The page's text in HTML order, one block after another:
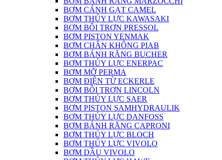
BƠM CÁNH GẠT CAMEL
BƠM THỦY LỰC KAWASAKI
BƠM BÔI TRƠN PRESSOL
BƠM PISTON YENMAK
BƠM CHÂN KHÔNG PIAB
BƠM BÁNH RĂNG BUCHER
BƠM THỦY LỰC ENERPAC
BƠM MỠ PERMA
BƠM ĐIỆN TỪ ECKERLE
BƠM BÔI TRƠN LINCOLN
BƠM THỦY LỰC SAER
BƠM PISTON SAMHYDRAULIK
BƠM THỦY LỰC DANFOSS
BƠM BÁNH RĂNG CAPRONI
BƠM THỦY LỰC BLOCH
BƠM THỦY LỰC VIVOLO
BƠM DẦU VIVOLO